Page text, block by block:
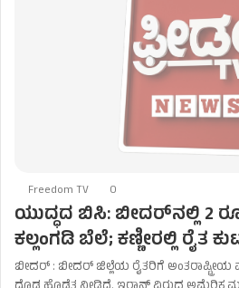
Freedom TV 0
ಯುದ್ಧದ ಬಿಸಿ: ಬೀದರ್‌ನಲ್ಲಿ 2
ಕಲ್ಲಂಗಡಿ ಬೆಲೆ; ಕಣ್ಣೀರಲ್ಲಿ ರೈತ
ಬೀದರ್ : ಬೀದರ್ ಜಿಲ್ಲೆಯ ರೈತರಿಗೆ